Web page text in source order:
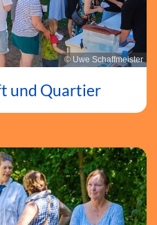
© Uwe Schaffmeister
und Quartier